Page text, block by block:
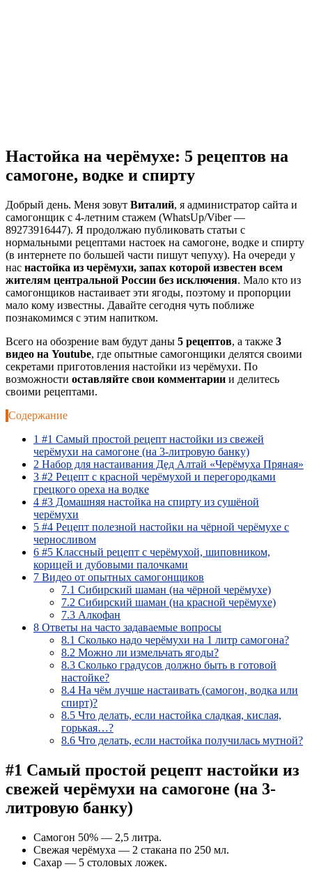
Настойка на черёмухе: 5 рецептов на
самогоне, водке и спирту
Добрый день. Меня зовут Виталий, я администратор сайта и
самогонщик с 4-летним стажем (WhatsUp/Viber —
89273916447). Я продолжаю публиковать статьи с
нормальными рецептами настоек на самогоне, водке и спирту
(в интернете по большей части пишут чепуху). На очереди у
нас настойка из черёмухи, запах которой известен всем
жителям центральной России без исключения. Мало кто из
самогонщиков настаивает эти ягоды, поэтому и пропорции
мало кому известны. Давайте сегодня чуть поближе
познакомимся с этим напитком.
Всего на обозрение вам будут даны 5 рецептов, а также 3
видео на Youtube, где опытные самогонщики делятся своими
секретами приготовления настойки из черёмухи. По
возможности оставляйте свои комментарии и делитесь
своими рецептами.
Содержание
1 #1 Самый простой рецепт настойки из свежей
черёмухи на самогоне (на 3-литровую банку)
2 Набор для настаивания Дед Алтай «Черёмуха Пряная»
3 #2 Рецепт с красной черёмухой и перегородками
грецкого ореха на водке
4 #3 Домашняя настойка на спирту из сушёной
черёмухи
5 #4 Рецепт полезной настойки на чёрной черёмухе с
черносливом
6 #5 Классный рецепт с черёмухой, шиповником,
корицей и дубовыми палочками
7 Видео от опытных самогонщиков
7.1 Сибирский шаман (на чёрной черёмухе)
7.2 Сибирский шаман (на красной черёмухе)
7.3 Алкофан
8 Ответы на часто задаваемые вопросы
8.1 Сколько надо черёмухи на 1 литр самогона?
8.2 Можно ли измельчать ягоды?
8.3 Сколько градусов должно быть в готовой
настойке?
8.4 На чём лучше настаивать (самогон, водка или
спирт)?
8.5 Что делать, если настойка сладкая, кислая,
горькая…?
8.6 Что делать, если настойка получилась мутной?
#1 Самый простой рецепт настойки из
свежей черёмухи на самогоне (на 3-
литровую банку)
Самогон 50% — 2,5 литра.
Свежая черёмуха — 2 стакана по 250 мл.
Сахар — 5 столовых ложек.